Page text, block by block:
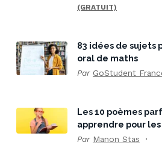
(GRATUIT)
83 idées de sujets
oral de maths
Par GoStudent
Les 10 poèmes
apprendre pour
Par Manon Stas